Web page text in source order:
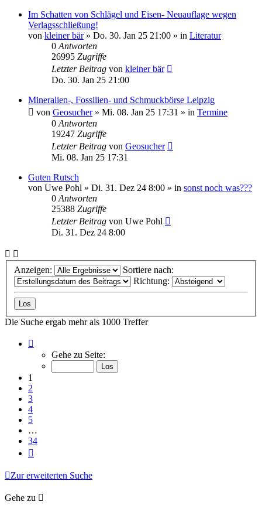
Im Schatten von Schlägel und Eisen- Neuauflage wegen
Verlagsschließung!
von kleiner bär» Do. 30. Jan 25 21:00 » in Literatur
0 Antworten
26995 Zugriffe
Letzter Beitrag von kleiner bär
Do. 30. Jan 25 21:00
Mineralien-, Fossilien- und Schmuckbörse Leipzig
von Geosucher» Mi. 08. Jan 25 17:31 » in Termine
0 Antworten
19247 Zugriffe
Letzter Beitrag von Geosucher
Mi. 08. Jan 25 17:31
Guten Rutsch
von Uwe Pohl » Di. 31. Dez 24 8:00 » in sonst noch was???
0 Antworten
25388 Zugriffe
Letzter Beitrag von Uwe Pohl
Di. 31. Dez 24 8:00
Anzeigen:
Sortiere nach:
Richtung:
Die Suche ergab mehr als 1000 Treffer
von
Gehe zu Seite:
1
2
3
4
5
…
34
Zur erweiterten Suche
Gehe zu